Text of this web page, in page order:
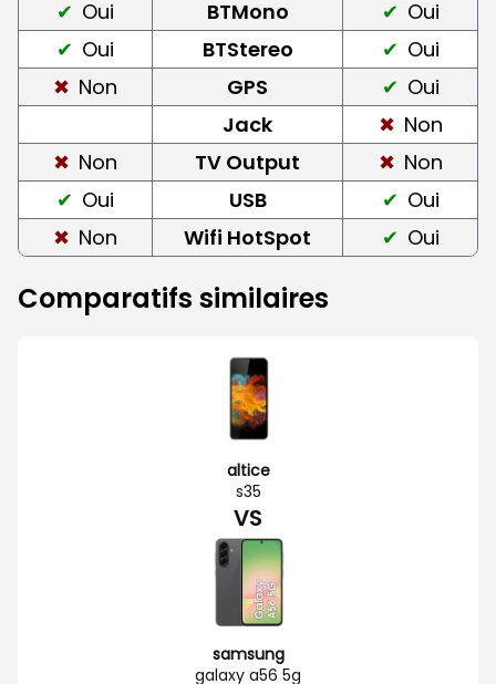
Oui
BTMono
Oui
Oui
BTStereo
Oui
Non
GPS
Oui
Jack
Non
Non
TV Output
Non
Oui
USB
Oui
Non
Wifi HotSpot Oui
Comparatifs similaires
altice
s35
VS
samsung
galaxy a56 5g